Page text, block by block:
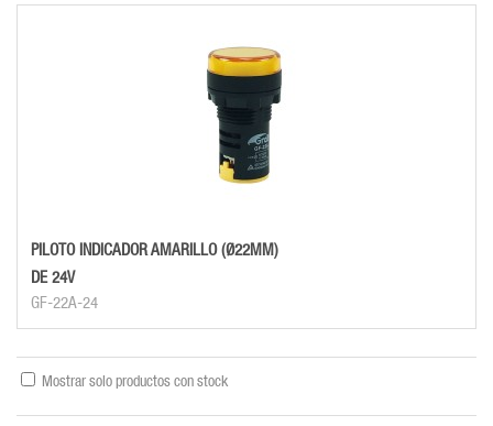
PILOTO INDICADOR AMARILLO (Ø22MM)
DE 24V
GF-22A-24
Mostrar solo productos con stock